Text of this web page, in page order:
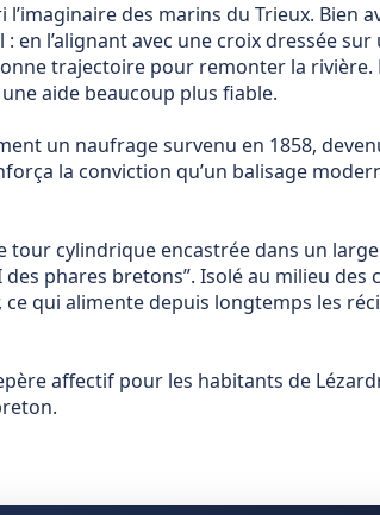
des marins du Trieux. Bien
en l’alignant avec une croix dressée
trajectoire pour remonter la rivière.
aide beaucoup plus fiable.
un naufrage survenu en 1858,
la conviction qu’un balisage
tour cylindrique encastrée dans un
phares bretons”. Isolé au milieu des
qui alimente depuis longtemps les
affectif pour les habitants de